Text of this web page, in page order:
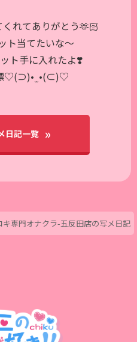
れてありがとう🫶🏻
ト当てたいな〜
ト手に入れたよ❣️
♡(⊃)• ̫ •(⊂)♡
日記一覧
専門オナクラ-五反田店の写メ日記